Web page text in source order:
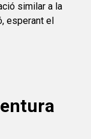
similar a la
esperant el